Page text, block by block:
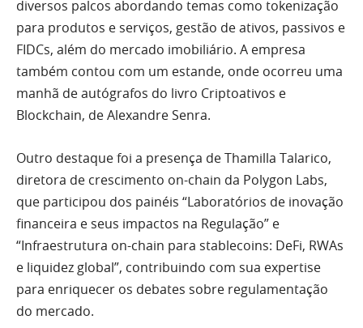
diversos palcos abordando temas como tokenização
para produtos e serviços, gestão de ativos, passivos e
FIDCs, além do mercado imobiliário. A empresa
também contou com um estande, onde ocorreu uma
manhã de autógrafos do livro Criptoativos e
Blockchain, de Alexandre Senra.
Outro destaque foi a presença de Thamilla Talarico,
diretora de crescimento on-chain da Polygon Labs,
que participou dos painéis “Laboratórios de inovação
financeira e seus impactos na Regulação” e
“Infraestrutura on-chain para stablecoins: DeFi, RWAs
e liquidez global”, contribuindo com sua expertise
para enriquecer os debates sobre regulamentação
do mercado.